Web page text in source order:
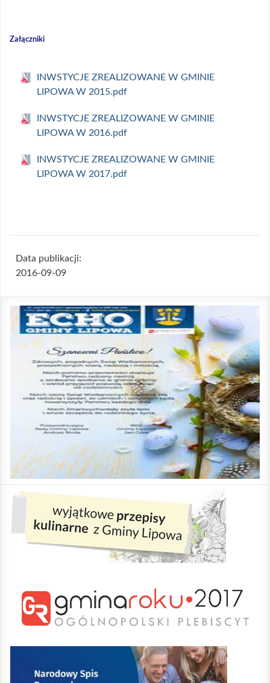
Załączniki
INWSTYCJE ZREALIZOWANE W GMINIE
LIPOWA W 2015.pdf
INWSTYCJE ZREALIZOWANE W GMINIE
LIPOWA W 2016.pdf
INWSTYCJE ZREALIZOWANE W GMINIE
LIPOWA W 2017.pdf
Data publikacji:
2016-09-09